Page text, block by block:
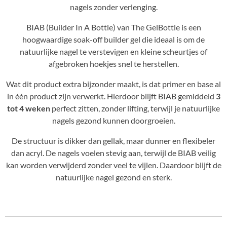
nagels zonder verlenging.
BIAB (Builder In A Bottle) van The GelBottle is een
hoogwaardige soak-off builder gel die ideaal is om de
natuurlijke nagel te verstevigen en kleine scheurtjes of
afgebroken hoekjes snel te herstellen.
Wat dit product extra bijzonder maakt, is dat primer en base al
in één product zijn verwerkt. Hierdoor blijft BIAB gemiddeld 3
tot 4 weken perfect zitten, zonder lifting, terwijl je natuurlijke
nagels gezond kunnen doorgroeien.
De structuur is dikker dan gellak, maar dunner en flexibeler
dan acryl. De nagels voelen stevig aan, terwijl de BIAB veilig
kan worden verwijderd zonder veel te vijlen. Daardoor blijft de
natuurlijke nagel gezond en sterk.